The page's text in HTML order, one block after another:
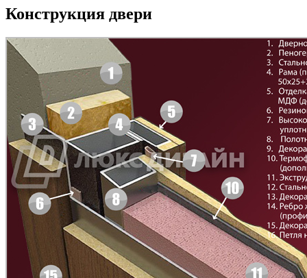
БНТ БУК БАВАРИЯ
Д-11 Н Д-11 С
C43 C44
C45 C46
Конструкция двери